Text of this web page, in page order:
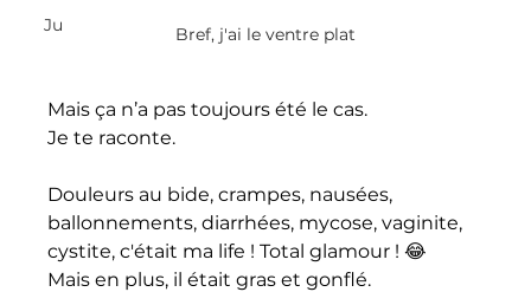
Ju
Bref, j'ai le ventre plat
Mais ça n’a pas toujours été le cas.
Je te raconte.
Douleurs au bide, crampes, nausées,
ballonnements, diarrhées, mycose, vaginite,
cystite, c'était ma life ! Total glamour ! 😂
Mais en plus, il était gras et gonflé.